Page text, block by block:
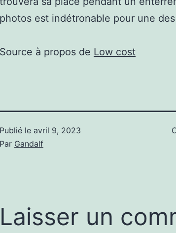
photos est indétronable pour une
Source à propos de Low cost
Publié le avril 9, 2023
Par Gandalf
Laisser un